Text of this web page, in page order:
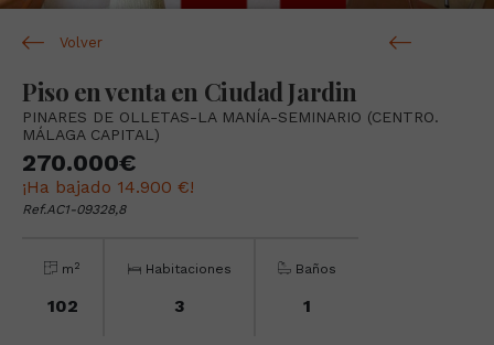
Volver
Piso en venta en Ciudad Jardin
PINARES DE OLLETAS-LA MANÍA-SEMINARIO (CENTRO.
MÁLAGA CAPITAL)
270.000€
¡Ha bajado 14.900 €!
Ref.AC1-09328,8
m 2
102
Habitaciones
3
Baños
1